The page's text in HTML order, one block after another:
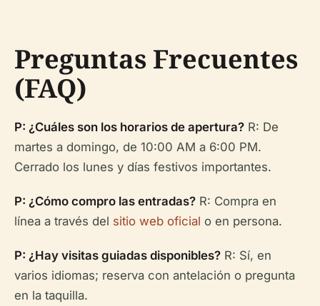
Preguntas Frecuentes
(FAQ)
P: ¿Cuáles son los horarios de apertura? R: De
martes a domingo, de 10:00 AM a 6:00 PM.
Cerrado los lunes y días festivos importantes.
P: ¿Cómo compro las entradas? R: Compra en
línea a través del sitio web oficial o en persona.
P: ¿Hay visitas guiadas disponibles? R: Sí, en
varios idiomas; reserva con antelación o pregunta
en la taquilla.